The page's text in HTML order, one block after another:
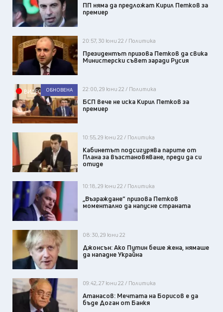
ПП няма да предложат Кирил Петков за
премиер
20:57, 30 юни 22 / Политика
Президентът призова Петков да свика
Министерски съвет заради Русия
ВИДЕО ОБНОВЕНА 22:00, 29 юни 22 / Политика
БСП вече не иска Кирил Петков за
премиер
10:55, 29 юни 22 / Политика
Кабинетът подсигурява парите от
Плана за възстановяване, преди да си
отиде
10:18, 29 юни 22 / Политика
„Възраждане“ призова Петков
моментално да напусне страната
08:30, 29 юни 22
Джонсън: Ако Путин беше жена, нямаше
да нападне Украйна
09:42, 27 юни 22 / Политика
Атанасов: Мечтата на Борисов е да
бъде Доган от Банкя